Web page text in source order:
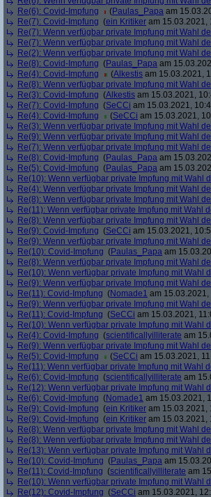
Re(6): Covid-Impfung
(Paulas_Papa am
Re(7): Covid-Impfung (ein Kritiker am 15.03.2021,
Re(7): Wenn verfügbar private Impfung mit Wahl
Re(7): Wenn verfügbar private Impfung mit Wahl
Re(2): Wenn verfügbar private Impfung mit Wahl
Re(8): Covid-Impfung (Paulas_Papa am
Re(4): Covid-Impfung
(Alkestis am 15.03.2021,
Re(8): Wenn verfügbar private Impfung mit Wahl
Re(3): Covid-Impfung (Alkestis am 15.03.2021,
Re(7): Covid-Impfung (SeCCi am 15.03.2021,
Re(4): Covid-Impfung
(SeCCi am 15.03.2021,
Re(3): Wenn verfügbar private Impfung mit Wahl
Re(9): Wenn verfügbar private Impfung mit Wahl
Re(7): Wenn verfügbar private Impfung mit Wahl
Re(8): Covid-Impfung (Paulas_Papa am
Re(5): Covid-Impfung (Paulas_Papa am
Re(10): Wenn verfügbar private Impfung mit Wahl
Re(4): Wenn verfügbar private Impfung mit Wahl
Re(8): Wenn verfügbar private Impfung mit Wahl
Re(11): Wenn verfügbar private Impfung mit Wahl
Re(8): Wenn verfügbar private Impfung mit Wahl
Re(9): Covid-Impfung (SeCCi am 15.03.2021,
Re(9): Wenn verfügbar private Impfung mit Wahl
Re(10): Covid-Impfung (Paulas_Papa am
Re(8): Wenn verfügbar private Impfung mit Wahl
Re(10): Wenn verfügbar private Impfung mit Wahl
Re(9): Wenn verfügbar private Impfung mit Wahl
Re(11): Covid-Impfung (Nomade1 am 15.03.2021,
Re(9): Wenn verfügbar private Impfung mit Wahl
Re(11): Covid-Impfung (SeCCi am 15.03.2021,
Re(10): Wenn verfügbar private Impfung mit Wahl
Re(4): Covid-Impfung (scientificallyilliterate am
Re(9): Wenn verfügbar private Impfung mit Wahl
Re(5): Covid-Impfung
(SeCCi am 15.03.2021,
Re(11): Wenn verfügbar private Impfung mit Wahl
Re(6): Covid-Impfung (scientificallyilliterate am
Re(12): Wenn verfügbar private Impfung mit Wahl
Re(6): Covid-Impfung (Nomade1 am 15.03.2021,
Re(9): Covid-Impfung (ein Kritiker am 15.03.2021,
Re(9): Covid-Impfung (ein Kritiker am 15.03.2021,
Re(8): Wenn verfügbar private Impfung mit Wahl
Re(8): Wenn verfügbar private Impfung mit Wahl
Re(13): Wenn verfügbar private Impfung mit Wahl
Re(10): Covid-Impfung (Paulas_Papa am
Re(11): Covid-Impfung (scientificallyilliterate am
Re(10): Wenn verfügbar private Impfung mit Wahl
Re(12): Covid-Impfung (SeCCi am 15.03.2021,